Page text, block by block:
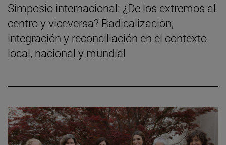
Simposio internacional: ¿De los extremos al
centro y viceversa? Radicalización,
integración y reconciliación en el contexto
local, nacional y mundial